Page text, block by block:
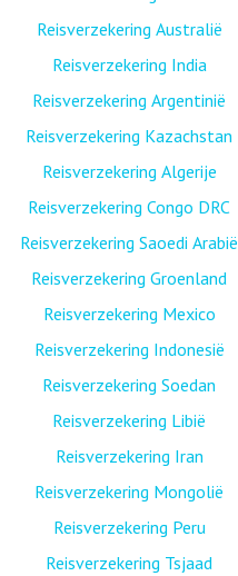
Reisverzekering Australië
Reisverzekering India
Reisverzekering Argentinië
Reisverzekering Kazachstan
Reisverzekering Algerije
Reisverzekering Congo DRC
Reisverzekering Saoedi Arabië
Reisverzekering Groenland
Reisverzekering Mexico
Reisverzekering Indonesië
Reisverzekering Soedan
Reisverzekering Libië
Reisverzekering Iran
Reisverzekering Mongolië
Reisverzekering Peru
Reisverzekering Tsjaad